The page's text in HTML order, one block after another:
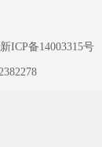
ICP备14003315号